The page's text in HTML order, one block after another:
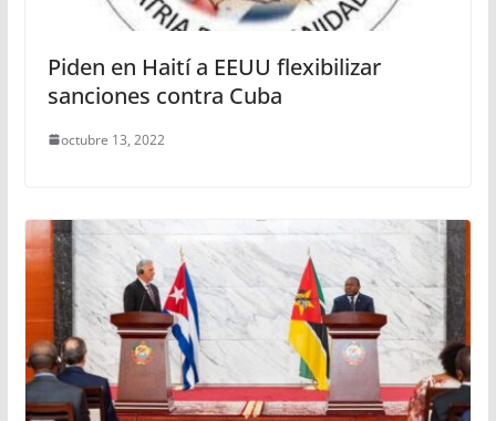
Piden en Haití a EEUU flexibilizar
sanciones contra Cuba
octubre 13, 2022